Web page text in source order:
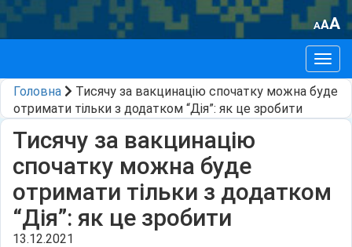
AAA
Головна
Тисячу за вакцинацію спочатку можна буде
отримати тільки з додатком “Дія”: як це зробити
Тисячу за вакцинацію
спочатку можна буде
отримати тільки з додатком
“Дія”: як це зробити
13.12.2021